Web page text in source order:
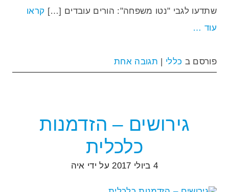
שתדעו לגבי "נטו משפחה": הורים עובדים […] קראו
עוד …
פורסם ב כללי | תגובה אחת
גירושים – הזדמנות
כלכלית
4 ביולי 2017 על ידי איה